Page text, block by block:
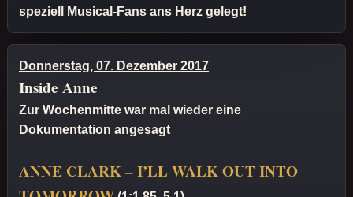
speziell Musical-Fans ans Herz gelegt!
Donnerstag, 07. Dezember 2017
Inside Anne
Zur Wochenmitte war mal wieder eine
Dokumentation angesagt
ANNE CLARK – I’LL WALK OUT INTO